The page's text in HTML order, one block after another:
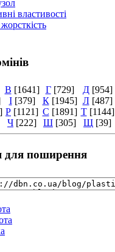
властивості
В [1641] Г [729] Д [954]
І [379] К [1945] Л [487]
Р [1121] С [1891] Т [1144]
Ч [222] Ш [305] Щ [39]
для поширення